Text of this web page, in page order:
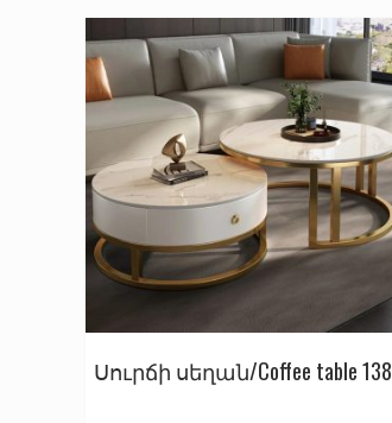
Սուրճի սեղան/Coffee table 138